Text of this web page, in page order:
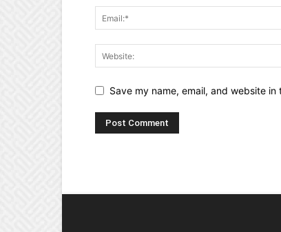
Save my name, email, and website